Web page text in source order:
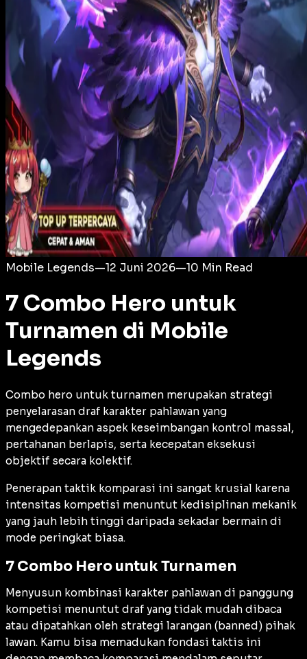
Login
Mobile Legends—12 Juni 2026—10 Min Read
7 Combo Hero untuk
Turnamen di Mobile
Legends
Combo hero untuk turnamen merupakan strategi
penyelarasan draf karakter pahlawan yang
mengedepankan aspek keseimbangan kontrol massal,
pertahanan berlapis, serta kecepatan eksekusi
objektif secara kolektif.
Penerapan taktik komparasi ini sangat krusial karena
intensitas kompetisi menuntut kedisiplinan mekanik
yang jauh lebih tinggi daripada sekadar bermain di
mode peringkat biasa.
7 Combo Hero untuk Turnamen
Menyusun kombinasi karakter pahlawan di panggung
kompetisi menuntut draf yang tidak mudah dibaca
atau dipatahkan oleh strategi larangan (banned ) pihak
lawan. Kamu bisa memadukan fondasi taktis ini